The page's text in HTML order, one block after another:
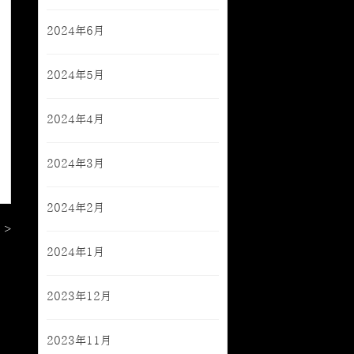
>
2024年6月
2024年5月
2024年4月
2024年3月
2024年2月
2024年1月
2023年12月
2023年11月